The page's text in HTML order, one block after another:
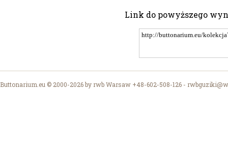
Link do powyższego
Buttonarium.eu © 2000-2026 by rwb Warsaw +48-602-508-126 -